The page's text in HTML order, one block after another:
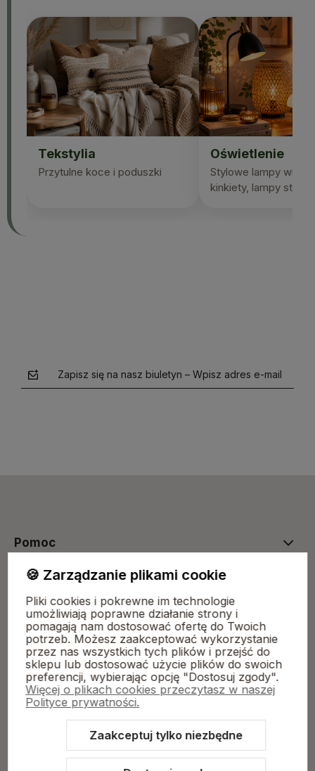
Tekstylia
Przytulne koce i poduszki
Oświetlenie
Stylowe lampy
kinkiety, lampy
Zapisz się na nasz biuletyn – Wpisz adres e-mail
Pomoc
Moje konto
Płatności i dostawa
🍪 Zarządzanie plikami cookie
Pliki cookies i pokrewne im technologie
umożliwiają poprawne działanie strony i
pomagają nam dostosować ofertę do Twoich
potrzeb. Możesz zaakceptować wykorzystanie
przez nas wszystkich tych plików i przejść do
sklepu lub dostosować użycie plików do swoich
preferencji, wybierając opcję "Dostosuj zgody".
Więcej o plikach cookies przeczytasz w naszej
Polityce prywatności.
Zaakceptuj tylko niezbędne